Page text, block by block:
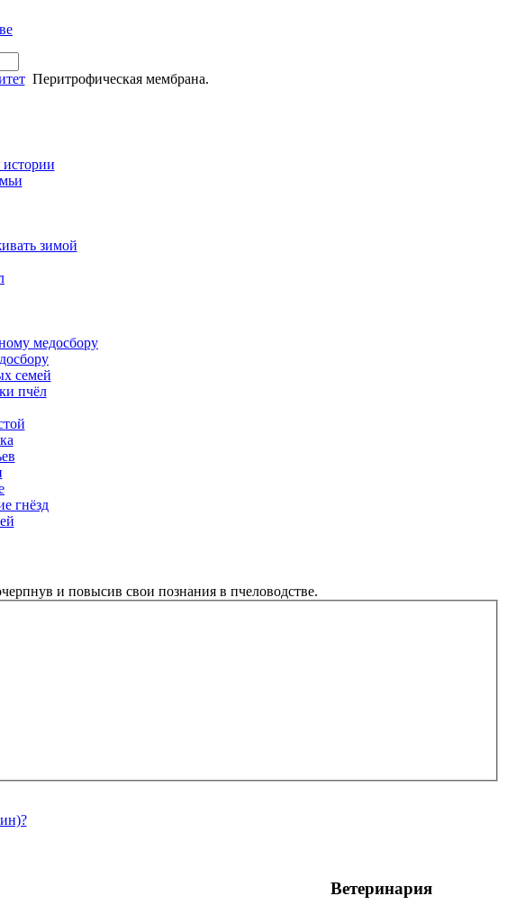
Перитрофическая мембрана.
истории
зимой
медосбору
семей
пчёл
гнёзд
и повысив свои познания в пчеловодстве.
Ветеринария